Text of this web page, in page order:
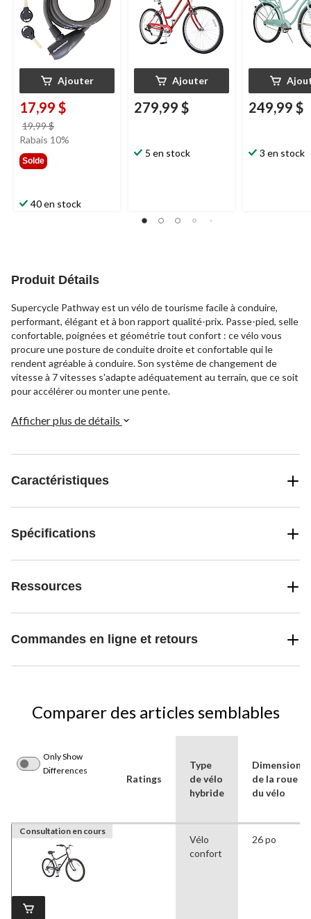
Ajouter
17,99 $
19,99 $
était
Rabais 10%
Solde
40 en stock
Ajouter
279,99 $
5 en stock
249,99 $
3 en stock
Produit Détails
Supercycle Pathway est un vélo de tourisme facile à conduire,
performant, élégant et à bon rapport qualité-prix. Passe-pied, selle
confortable, poignées et géométrie tout confort : ce vélo vous
procure une posture de conduite droite et confortable qui le
rendent agréable à conduire. Son système de changement de
vitesse à 7 vitesses s'adapte adéquatement au terrain, que ce soit
pour accélérer ou monter une pente.
Afficher plus de détails
Caractéristiques
Spécifications
Ressources
Commandes en ligne et retours
Comparer des articles semblables
Only Show
Differences
Ratings
Type
de vélo
hybride
Dimensions
de la roue
du vélo
Consultation en cours
Vélo
confort
26 po